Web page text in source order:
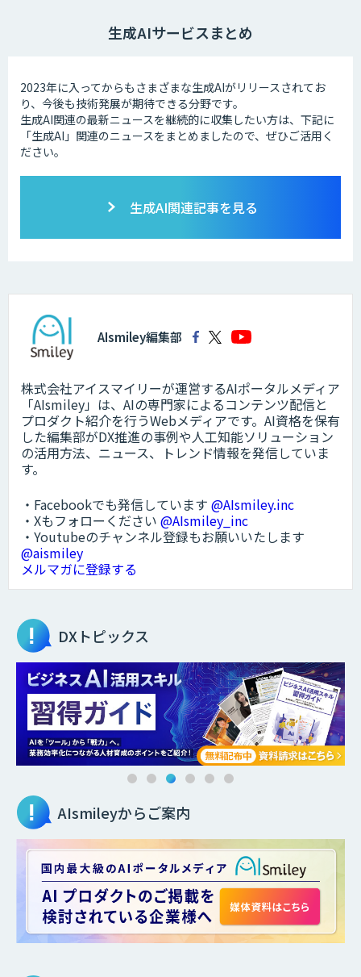
生成AIサービスまとめ
2023年に入ってからもさまざまな生成AIがリリースされてお
り、今後も技術発展が期待できる分野です。
生成AI関連の最新ニュースを継続的に収集したい方は、下記に
「生成AI」関連のニュースをまとめましたので、ぜひご活用く
ださい。
生成AI関連記事を見る
AIsmiley編集部
株式会社アイスマイリーが運営するAIポータルメディア
「AIsmiley」は、AIの専門家によるコンテンツ配信と
プロダクト紹介を行うWebメディアです。AI資格を保有
した編集部がDX推進の事例や人工知能ソリューション
の活用方法、ニュース、トレンド情報を発信していま
す。
・Facebookでも発信しています @AIsmiley.inc
・Xもフォローください @AIsmiley_inc
・Youtubeのチャンネル登録もお願いいたします
@aismiley
メルマガに登録する
DXトピックス
AIsmileyからご案内